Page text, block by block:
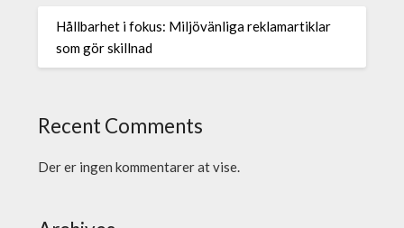
Hållbarhet i fokus: Miljövänliga reklamartiklar
som gör skillnad
Recent Comments
Der er ingen kommentarer at vise.